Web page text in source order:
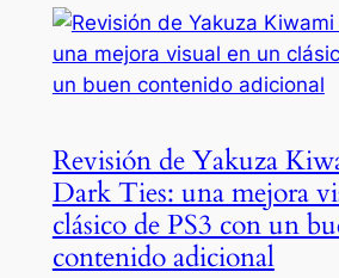
Revisión de Yakuza
Dark Ties: una mejora
clásico de PS3 con un
contenido adicional